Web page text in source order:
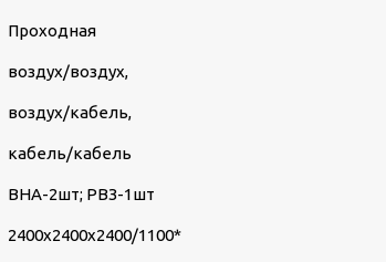
Проходная
воздух/воздух,
воздух/кабель,
кабель/кабель
ВНА-2шт; РВЗ-1шт
2400х2400х2400/1100*